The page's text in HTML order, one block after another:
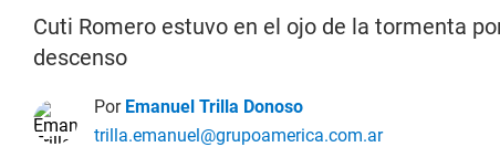
Cuti Romero estuvo en el ojo de la tormenta
descenso
Por Emanuel Trilla Donoso
trilla.emanuel@grupoamerica.com.ar